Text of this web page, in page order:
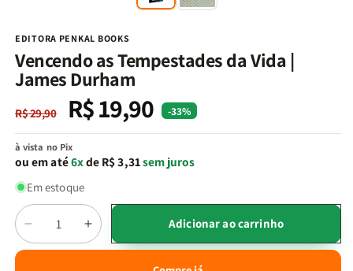
EDITORA PENKAL BOOKS
Vencendo as Tempestades da Vida |
James Durham
Preço
normal
R$ 29,90
Preço
promocional
R$ 19,90 -33%
à vista no Pix
ou em até6xde R$ 3,31sem juros
Em estoque
Quantidade
Diminuir
a
Aumentar
a
quantidade
Adicionar ao carrinho